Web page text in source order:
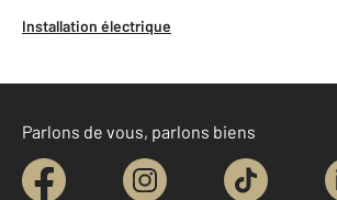
Installation électrique
Parlons de vous, parlons biens